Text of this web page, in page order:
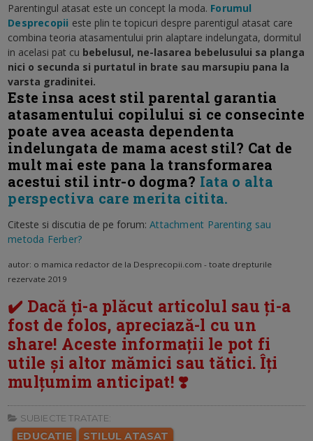
Parentingul atasat este un concept la moda. Forumul
Desprecopii este plin te topicuri despre parentigul atasat care
combina teoria atasamentului prin alaptare indelungata, dormitul
in acelasi pat cu bebelusul, ne-lasarea bebelusului sa planga
nici o secunda si purtatul in brate sau marsupiu pana la
varsta gradinitei.
Este insa acest stil parental garantia
atasamentului copilului si ce consecinte
poate avea aceasta dependenta
indelungata de mama acest stil? Cat de
mult mai este pana la transformarea
acestui stil intr-o dogma? Iata o alta
perspectiva care merita citita.
Citeste si discutia de pe forum: Attachment Parenting sau
metoda Ferber?
autor: o mamica redactor de la Desprecopii.com - toate drepturile
rezervate 2019
✔️ Dacă ți-a plăcut articolul sau ți-a
fost de folos, apreciază-l cu un
share! Aceste informații le pot fi
utile și altor mămici sau tătici. Îți
mulțumim anticipat! ❣️
SUBIECTE TRATATE:
EDUCATIE
STILUL ATASAT